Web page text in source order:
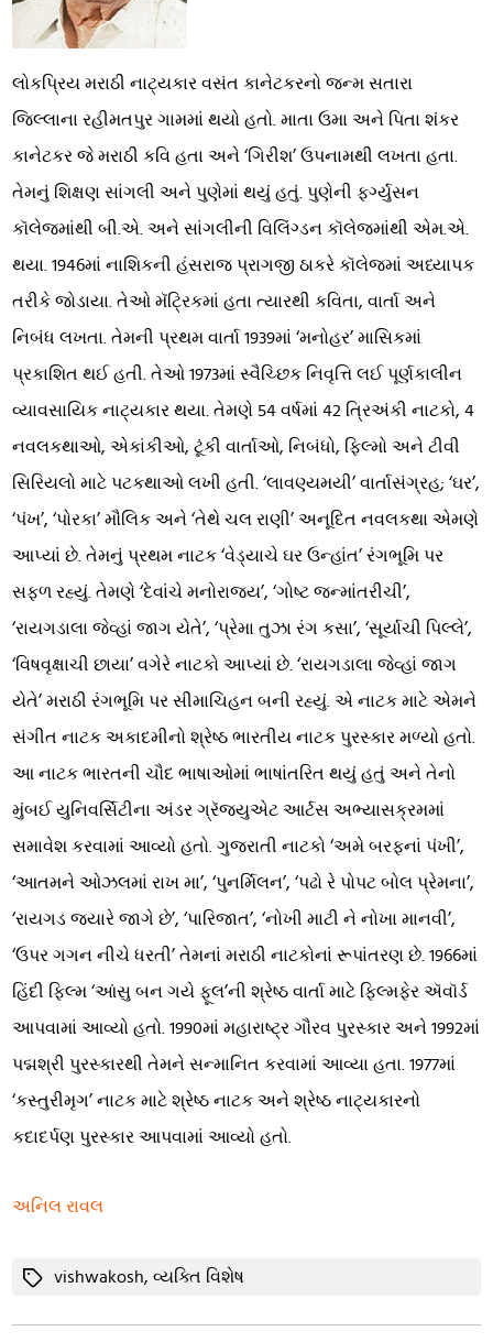
લોકપ્રિય મરાઠી નાટ્યકાર વસંત કાનેટકરનો જન્મ સતારા
જિલ્લાના રહીમતપુર ગામમાં થયો હતો. માતા ઉમા અને પિતા શંકર
કાનેટકર જે મરાઠી કવિ હતા અને ‘ગિરીશ’ ઉપનામથી લખતા હતા.
તેમનું શિક્ષણ સાંગલી અને પુણેમાં થયું હતું. પુણેની ફર્ગ્યુસન
કૉલેજમાંથી બી.એ. અને સાંગલીની વિલિંગ્ડન કૉલેજમાંથી એમ.એ.
થયા. 1946માં નાશિકની હંસરાજ પ્રાગજી ઠાકરે કૉલેજમાં અધ્યાપક
તરીકે જોડાયા. તેઓ મૅટ્રિકમાં હતા ત્યારથી કવિતા, વાર્તા અને
નિબંધ લખતા. તેમની પ્રથમ વાર્તા 1939માં ‘મનોહર’ માસિકમાં
પ્રકાશિત થઈ હતી. તેઓ 1973માં સ્વૈચ્છિક નિવૃત્તિ લઈ પૂર્ણકાલીન
વ્યાવસાયિક નાટ્યકાર થયા. તેમણે 54 વર્ષમાં 42 ત્રિઅંકી નાટકો, 4
નવલકથાઓ, એકાંકીઓ, ટૂંકી વાર્તાઓ, નિબંધો, ફિલ્મો અને ટીવી
સિરિયલો માટે પટકથાઓ લખી હતી. ‘લાવણ્યમયી’ વાર્તાસંગ્રહ; ‘ઘર’,
‘પંખ’, ‘પોરકા’ મૌલિક અને ‘તેથે ચલ રાણી’ અનૂદિત નવલકથા એમણે
આપ્યાં છે. તેમનું પ્રથમ નાટક ‘વેડ્યાચે ઘર ઉન્હાંત’ રંગભૂમિ પર
સફળ રહ્યું. તેમણે ‘દેવાંચે મનોરાજ્ય’, ‘ગોષ્ટ જન્માંતરીચી’,
‘રાયગડાલા જેવ્હાં જાગ યેતે’, ‘પ્રેમા તુઝા રંગ કસા’, ‘સૂર્યાચી પિલ્લે’,
‘વિષવૃક્ષાચી છાયા’ વગેરે નાટકો આપ્યાં છે. ‘રાયગડાલા જેવ્હાં જાગ
યેતે’ મરાઠી રંગભૂમિ પર સીમાચિહન બની રહ્યું. એ નાટક માટે એમને
સંગીત નાટક અકાદમીનો શ્રેષ્ઠ ભારતીય નાટક પુરસ્કાર મળ્યો હતો.
આ નાટક ભારતની ચૌદ ભાષાઓમાં ભાષાંતરિત થયું હતું અને તેનો
મુંબઈ યુનિવર્સિટીના અંડર ગ્રૅજ્યુએટ આર્ટસ અભ્યાસક્રમમાં
સમાવેશ કરવામાં આવ્યો હતો. ગુજરાતી નાટકો ‘અમે બરફનાં પંખી’,
‘આતમને ઓઝલમાં રાખ મા’, ‘પુનર્મિલન’, ‘પઢો રે પોપટ બોલ પ્રેમના’,
‘રાયગડ જ્યારે જાગે છે’, ‘પારિજાત’, ‘નોખી માટી ને નોખા માનવી’,
‘ઉપર ગગન નીચે ધરતી’ તેમનાં મરાઠી નાટકોનાં રૂપાંતરણ છે. 1966માં
હિંદી ફિલ્મ ‘આંસુ બન ગયે ફૂલ’ની શ્રેષ્ઠ વાર્તા માટે ફિલ્મફેર ઍવૉર્ડ
આપવામાં આવ્યો હતો. 1990માં મહારાષ્ટ્ર ગૌરવ પુરસ્કાર અને 1992માં
પદ્મશ્રી પુરસ્કારથી તેમને સન્માનિત કરવામાં આવ્યા હતા. 1977માં
‘કસ્તુરીમૃગ’ નાટક માટે શ્રેષ્ઠ નાટક અને શ્રેષ્ઠ નાટ્યકારનો
કદાદર્પણ પુરસ્કાર આપવામાં આવ્યો હતો.
અનિલ રાવલ
Tagsvishwakosh,વ્યક્તિ વિશેષ